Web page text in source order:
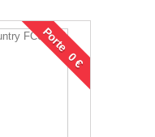
Porte 0 €